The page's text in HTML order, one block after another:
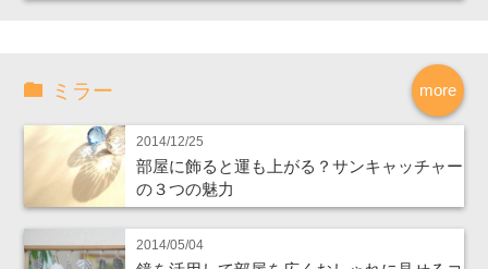
more
ミラー
2014/12/25
部屋に飾ると運も上がる？サンキャッチャー
の３つの魅力
2014/05/04